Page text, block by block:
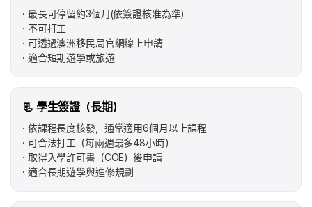
最長可停留約3個月(依簽證核准為準）
不可打工
可透過澳洲移民局官網線上申請
適合短期遊學或旅遊
📃 學生簽證（長期）
依課程長度核發，通常適用6個月以上課程
可合法打工（每兩週最多48小時）
取得入學許可書（COE）後申請
適合長期遊學與進修規劃